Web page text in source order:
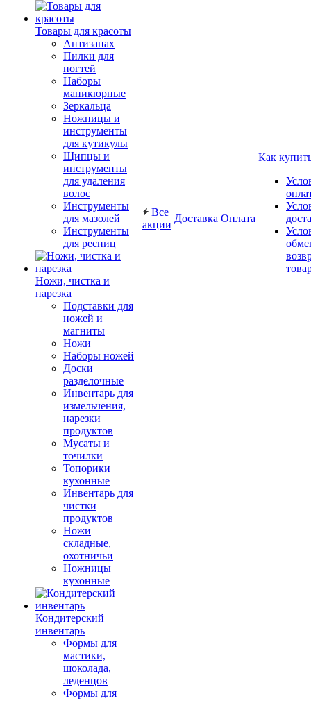
Товары для красоты
Антизапах
Пилки для
ногтей
Наборы
маникюрные
Зеркальца
Ножницы и
инструменты
для кутикулы
Щипцы и
инструменты
для удаления
волос
Инструменты
для мазолей
Инструменты
для ресниц
Ножи, чистка и
нарезка
Подставки для
ножей и
магниты
Ножи
Наборы ножей
Доски
разделочные
Инвентарь для
измельчения,
нарезки
продуктов
Мусаты и
точилки
Топорики
кухонные
Инвентарь для
чистки
продуктов
Ножи
складные,
охотничьи
Ножницы
кухонные
Кондитерский
инвентарь
Формы для
мастики,
шоколада,
леденцов
Формы для
Все
акции
Доставка Оплата
Как